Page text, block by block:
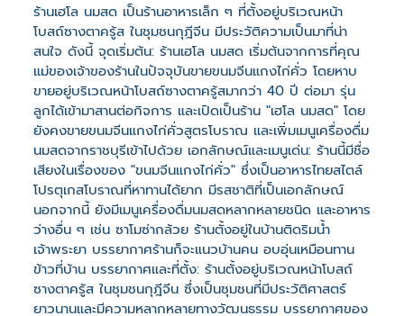
ร้านเฮโล นมสด เป็นร้านอาหารเล็ก ๆ ที่ตั้งอยู่บริเวณหน้า
โบสถ์ซางตาครู้ส ในชุมชนกุฎีจีน มีประวัติความเป็นมาที่น่า
สนใจ ดังนี้ จุดเริ่มต้น: ร้านเฮโล นมสด เริ่มต้นจากการที่คุณ
แม่ของเจ้าของร้านในปัจจุบันขายขนมจีนแกงไก่คั่ว โดยหาบ
ขายอยู่บริเวณหน้าโบสถ์ซางตาครู้สมากว่า 40 ปี ต่อมา รุ่น
ลูกได้เข้ามาสานต่อกิจการ และเปิดเป็นร้าน "เฮโล นมสด" โดย
ยังคงขายขนมจีนแกงไก่คั่วสูตรโบราณ และเพิ่มเมนูเครื่องดื่ม
นมสดจากราชบุรีเข้าไปด้วย เอกลักษณ์และเมนูเด่น: ร้านนี้มีชื่อ
เสียงในเรื่องของ "ขนมจีนแกงไก่คั่ว" ซึ่งเป็นอาหารไทยสไตล์
โปรตุเกสโบราณที่หาทานได้ยาก มีรสชาติที่เป็นเอกลักษณ์
นอกจากนี้ ยังมีเมนูเครื่องดื่มนมสดหลากหลายชนิด และอาหาร
ว่างอื่น ๆ เช่น ซาโมซ่ากล้วย ร้านตั้งอยู่ในบ้านติดริมน้ำ
เจ้าพระยา บรรยากาศร้านก็จะแนวบ้านคน อบอุ่นเหมือนทาน
ข้าวที่บ้าน บรรยากาศและที่ตั้ง: ร้านตั้งอยู่บริเวณหน้าโบสถ์
ซางตาครู้ส ในชุมชนกุฎีจีน ซึ่งเป็นชุมชนที่มีประวัติศาสตร์
ยาวนานและมีความหลากหลายทางวัฒนธรรม บรรยากาศของ